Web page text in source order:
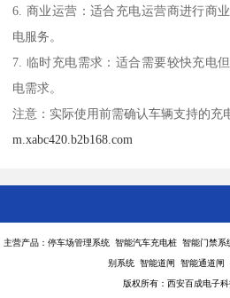
6. 商业运营：适合充电运营商进行商
电服务。
7. 临时充电需求：适合需要较快充电
电需求。
注意：实际使用前需确认车辆支持的充
m.xabc420.b2b168.com
主营产品：停车场管理系统 智能汽车充电桩 智能门禁
别系统 智能道闸 智能通道闸
版权所有：西安百成电子